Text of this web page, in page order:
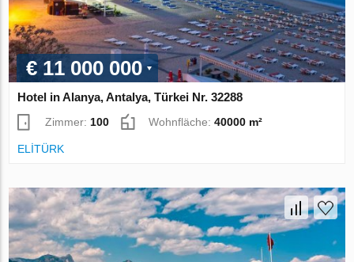
€ 11 000 000
Hotel in Alanya, Antalya, Türkei Nr. 32288
Zimmer: 100 Wohnfläche:40000 m²
ELİTÜRK